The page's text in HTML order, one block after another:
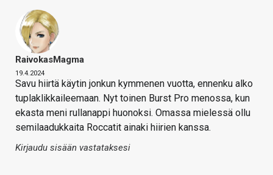
RaivokasMagma
19.4.2024
Savu hiirtä käytin jonkun kymmenen vuotta, ennenku alko
tuplaklikkaileemaan. Nyt toinen Burst Pro menossa, kun
ekasta meni rullanappi huonoksi. Omassa mielessä ollu
semilaadukkaita Roccatit ainaki hiirien kanssa.
Kirjaudu sisään vastataksesi